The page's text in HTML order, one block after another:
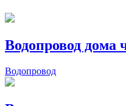
Водопровод дома
Водопровод